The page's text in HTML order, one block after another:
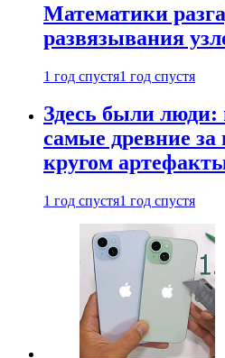
Математики
развязывания
1 год спустя1 год спустя
Здесь были
самые древние
кругом
1 год спустя1 год спустя